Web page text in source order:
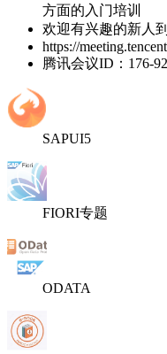
方面的入门培训
欢迎有兴趣的新人
https://
腾讯会议ID：176-
SAPUI5
FIORI专题
ODATA